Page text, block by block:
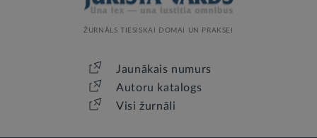
ŽURNĀLS TIESISKAI DOMAI UN PRAKSEI
Jaunākais numurs
Autoru katalogs
Visi žurnāli